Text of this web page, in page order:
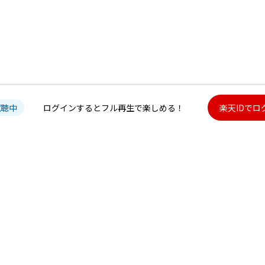
中 ログインするとフル再生で楽しめる！ 楽天IDでロ